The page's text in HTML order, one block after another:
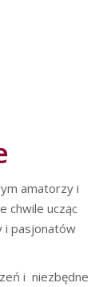
amatorzy i
chwile ucząc
i pasjonatów
i niezbędne